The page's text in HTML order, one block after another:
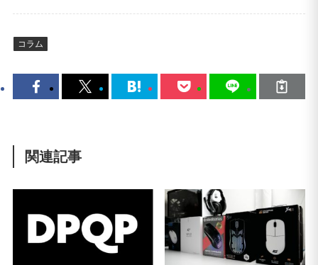
コラム
関連記事